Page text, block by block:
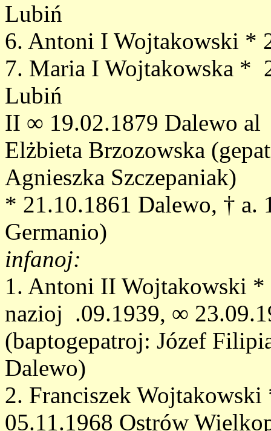
Lubiń
6. Antoni I Wojtakowski *
7. Maria I Wojtakowska *
Lubiń
II ∞ 19.02.1879 Dalewo al
Elżbieta Brzozowska
Agnieszka Szczepaniak)
* 21.10.1861 Dalewo, † a.
Germanio)
infanoj:
1. Antoni II Wojtakowski *
nazioj .09.1939, ∞
(baptogepatroj: Józef
Dalewo)
2. Franciszek
05.11.1968 Ostrów